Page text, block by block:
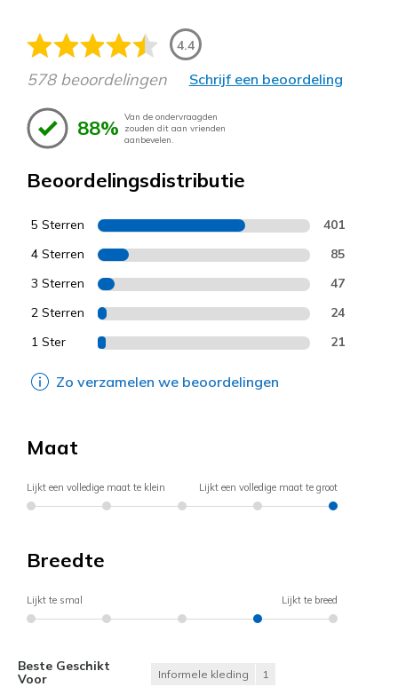
4.4
578 beoordelingen Schrijf een beoordeling
88% Van de ondervraagden
zouden dit aan vrienden
aanbevelen.
Beoordelingsdistributie
5 Sterren 401
4 Sterren 85
3 Sterren 47
2 Sterren 24
1 Ster 21
Zo verzamelen we beoordelingen
Maat
Lijkt een volledige maat te klein Lijkt een volledige maat te groot
Breedte
Lijkt te smal Lijkt te breed
Beste Geschikt
Voor
Informele kleding 1